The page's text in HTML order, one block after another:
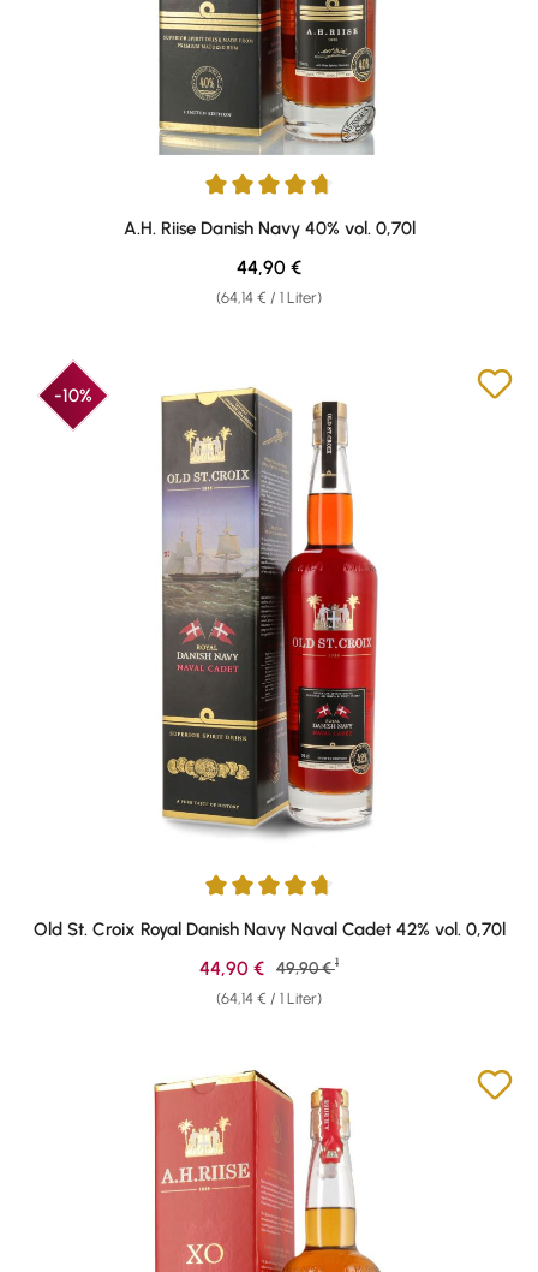
Durchschnittliche Bewertung von 4.86 von 5 Sternen
A.H. Riise Danish Navy 40% vol. 0,70l
(64,14 € / 1 Liter)
Regulärer Preis:
44,90 €
-10%
Durchschnittliche Bewertung von 4.74 von 5 Sternen
Old St. Croix Royal Danish Navy Naval Cadet 42% vol. 0,70l
(64,14 € / 1 Liter)
Verkaufspreis:
44,90 € Regulärer Preis:
49,90 € 1